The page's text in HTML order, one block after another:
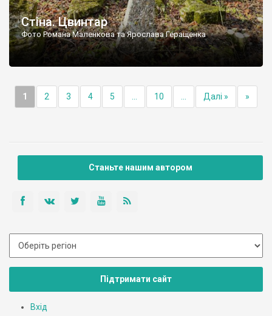
Стіна. Цвинтар
Фото Романа Маленкова та Ярослава Геращенка
1 2 3 4 5 10 Далі » »
Станьте нашим автором
Підтримати сайт
Вхід